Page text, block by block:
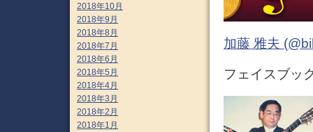
加藤 雅夫
フェイスブッ
2018年10月
2018年9月
2018年8月
2018年7月
2018年6月
2018年5月
2018年4月
2018年3月
2018年2月
2018年1月